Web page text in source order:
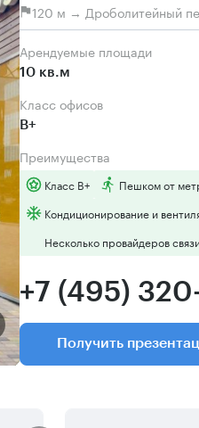
120 м → Дроболитейный
Арендуемые площади
10 кв.м
Класс офисов
B+
Преимущества
Класс B+
Пешком от
Кондиционирование и
Несколько провайдеров
+7 (495)
Получить